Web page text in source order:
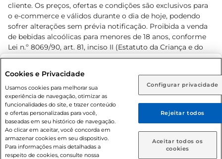
Rio de Janeiro (RJ) Goiás (GO)
Ou
Caso queira comprar online, informe como deseja receber
suas compras:
Entrega em casa Retire em Loja
cliente. Os preços, ofertas e condições são exclusivos para
o e-commerce e válidos durante o dia de hoje, podendo
sofrer alterações sem prévia notificação. Proibida a venda
de bebidas alcoólicas para menores de 18 anos, conforme
Lei n.º 8069/90, art. 81, inciso II (Estatuto da Criança e do
Adolescente). Preços e condições exclusivos para o
prévio. O valor mínimo para as compras on-line é de R$
80,00.
© 2026 Copyright. Todos os direitos
reservados Prezunic.
Cookies e Privacidade
Usamos cookies para melhorar sua
experiência de navegação, otimizar as
funcionalidades do site, e trazer conteúdo
e ofertas personalizadas para você,
baseadas em seu histórico de navegação.
Ao clicar em aceitar, você concorda em
armazenar cookies em seu dispositivo.
Para informações mais detalhadas a
respeito de cookies, consulte nossa
Configurar privacidade
Rejeitar todos
Aceitar todos os
cookies